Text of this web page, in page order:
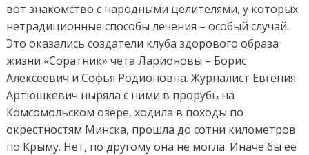
вот знакомство с народными целителями, у которых
нетрадиционные способы лечения – особый случай.
Это оказались создатели клуба здорового образа
жизни «Соратник» чета Ларионовы – Борис
Алексеевич и Софья Родионовна. Журналист Евгения
Артюшкевич ныряла с ними в прорубь на
Комсомольском озере, ходила в походы по
окрестностям Минска, прошла до сотни километров
по Крыму. Нет, по другому она не могла. Иначе бы ее